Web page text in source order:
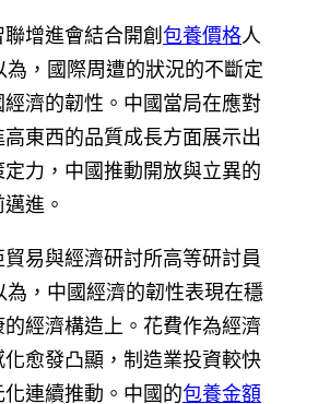
增進會結合開創 包養價格人
為，國際周遭的狀況的不斷定
濟的韌性。中國當局在應對
東西的品質成長方面展示出
力，中國推動開放與立異的
進。
易與經濟研討所高等研討員
為，中國經濟的韌性表現在穩
經濟構造上。花費作為經濟
愈發凸顯，制造業投資較快
連續推動。中國的包養金額